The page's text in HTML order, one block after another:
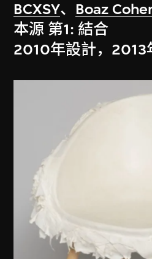
BCXSY、 Boaz
本源 第1: 結合
2010年設計，2013